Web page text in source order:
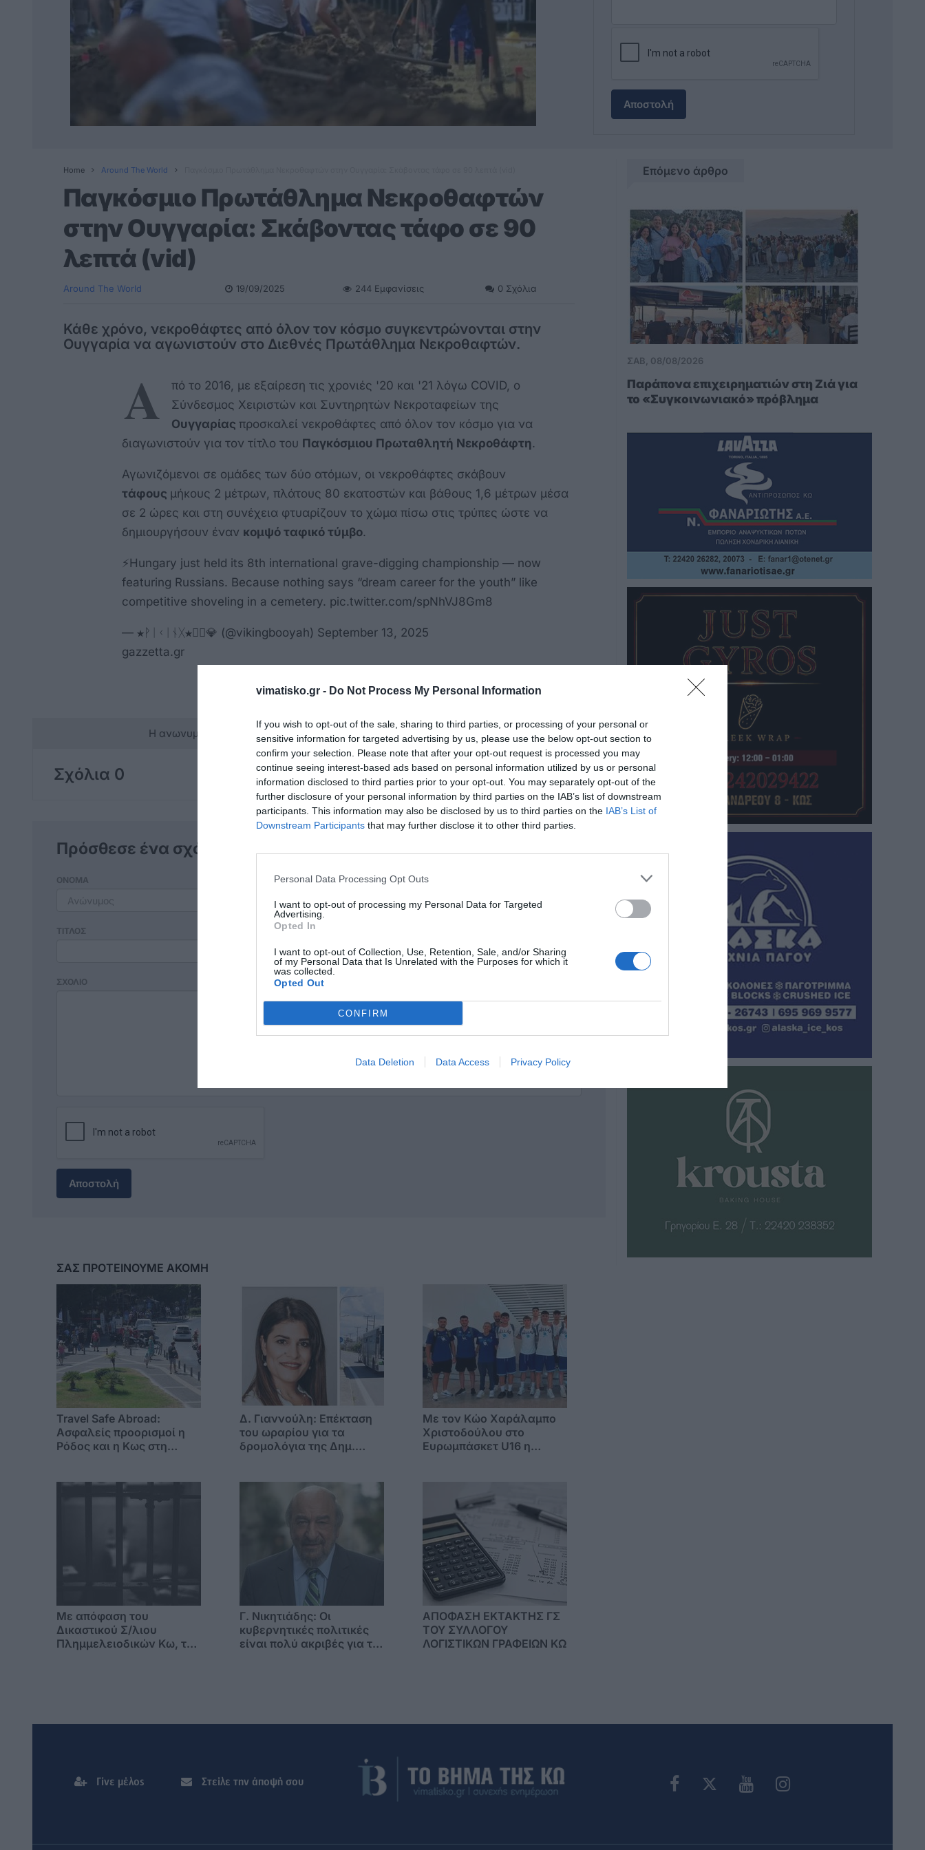
vimatisko.gr - Do Not Process My Personal Information
If you wish to opt-out of the sale, sharing to third parties, or processing of your personal or
sensitive information for targeted advertising by us, please use the below opt-out section to
confirm your selection. Please note that after your opt-out request is processed you may
continue seeing interest-based ads based on personal information utilized by us or personal
information disclosed to third parties prior to your opt-out. You may separately opt-out of the
further disclosure of your personal information by third parties on the IAB’s list of downstream
participants. This information may also be disclosed by us to third parties on the IAB’s List of
Downstream Participants that may further disclose it to other third parties.
Personal Data Processing Opt Outs
I want to opt-out of processing my Personal Data for Targeted
Advertising.
Opted In
I want to opt-out of Collection, Use, Retention, Sale, and/or Sharing
of my Personal Data that Is Unrelated with the Purposes for which it
was collected.
Opted Out
CONFIRM
Data Deletion Data Access Privacy Policy
Αποστολή
Home Around The World
Παγκόσμιο Πρωτάθλημα Νεκροθαφτών
στην Ουγγαρία: Σκάβοντας τάφο σε 90
λεπτά (vid)
Around The World 19/09/2025 244Εμφανίσεις 0 Σχόλια
Κάθε χρόνο, νεκροθάφτες από όλον τον κόσμο συγκεντρώνονται στην
Ουγγαρία να αγωνιστούν στο Διεθνές Πρωτάθλημα Νεκροθαφτών.
Α
πό το 2016, με εξαίρεση τις χρονιές '20 και '21 λόγω COVID, ο
Σύνδεσμος Χειριστών και Συντηρητών Νεκροταφείων της
Ουγγαρίας προσκαλεί νεκροθάφτες από όλον τον κόσμο για να
διαγωνιστούν για τον τίτλο του Παγκόσμιου Πρωταθλητή Νεκροθάφτη.
Αγωνιζόμενοι σε ομάδες των δύο ατόμων, οι νεκροθάφτες σκάβουν
τάφους μήκους 2 μέτρων, πλάτους 80 εκατοστών και βάθους 1,6 μέτρων μέσα
σε 2 ώρες και στη συνέχεια φτυαρίζουν το χώμα πίσω στις τρύπες ώστε να
δημιουργήσουν έναν κομψό ταφικό τύμβο.
⚡️Hungary just held its 8th international grave-digging championship — now
featuring Russians. Because nothing says “dream career for the youth” like
competitive shoveling in a cemetery. pic.twitter.com/spNhVJ8Gm8
— ★ᚹᛁᚲᛁᚾᚷ★🏴‍☠️💎 (@vikingbooyah) September 13, 2025
gazzetta.gr
Η ανωνυμία είναι το καλύτερο κρησφύγετο δειλίας και χυδαιότητας!
Σχόλια 0
Πρόσθεσε ένα σχόλιο
ΟΝΟΜΑ
ΤΙΤΛΟΣ
ΣΧΟΛΙΟ
Αποστολή
ΣΑΣ ΠΡΟΤΕΙΝΟΥΜΕ ΑΚΟΜΗ
Travel Safe Abroad:
Ασφαλείς προορισμοί η
Ρόδος και η Κως στη
Δ. Γιαννούλη: Επέκταση
του ωραρίου για τα
δρομολόγια της Δημ.
Με τον Κώο Χαράλαμπο
Χριστοδούλου στο
Ευρωμπάσκετ U16 η
Mε απόφαση του
Δικαστικού Σ/λιου
Πλημμελειοδικών Κω, το
Γ. Νικητιάδης: Οι
κυβερνητικές πολιτικές
είναι πολύ ακριβές για το
ΑΠΟΦΑΣΗ ΕΚΤΑΚΤΗΣ ΓΣ
ΤΟΥ ΣΥΛΛΟΓΟΥ
ΛΟΓΙΣΤΙΚΩΝ ΓΡΑΦΕΙΩΝ ΚΩ
Επόμενο άρθρο
ΣΑΒ, 08/08/2026
Παράπονα επιχειρηματιών στη Ζιά για
το «Συγκοινωνιακό» πρόβλημα
Γίνε μέλος Στείλε την άποψή σου